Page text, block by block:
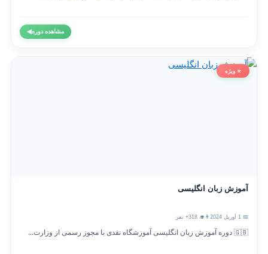
مشاهده دوره◀
⭐ ویژه
آموزش زبان انگلیسی
👨‍🎓 318+ نفر
🇬🇧 دوره آموزش زبان انگلیسی آموزشگاه نقدی با مجوز رسمی از وزارت...